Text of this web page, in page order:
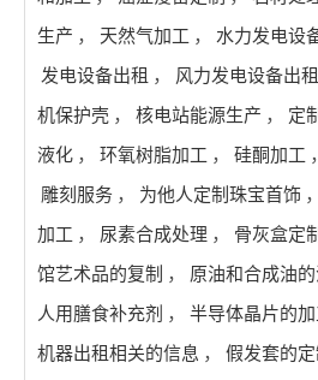
生产 ， 天然气加工 ， 水力发电设
发电设备出租 ， 风力发电设备出租
机保护壳 ， 核电站能源生产 ， 定
液化 ， 环氧树脂加工 ， 硅酮加工 ，
雕刻服务 ， 为他人定制珠宝首饰 ，
加工 ， 尿素合成处理 ， 骨灰盒定
馆艺术品的复制 ， 原油和合成油
人用膳食补充剂 ， 半导体晶片的加
机器出租相关的信息 ， 假发套的定